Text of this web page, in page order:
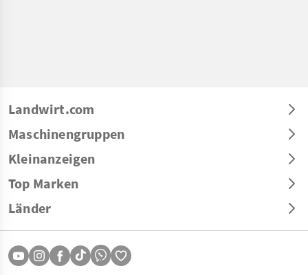
Landwirt.com
Maschinengruppen
Kleinanzeigen
Top Marken
Länder